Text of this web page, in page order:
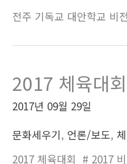
전주 기독교 대안학교 비
2017 체육대
2017년 09월 29일
문화세우기, 언론/보도,
2017 체육대회 # 2017